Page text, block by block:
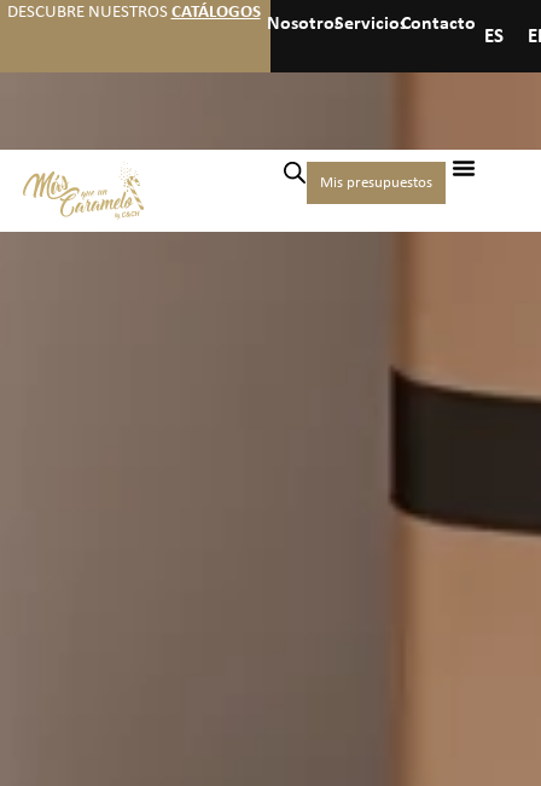
DESCUBRE NUESTROS CATÁLOGOS
NosotrosServiciosContacto
ES
Mis presupuestos